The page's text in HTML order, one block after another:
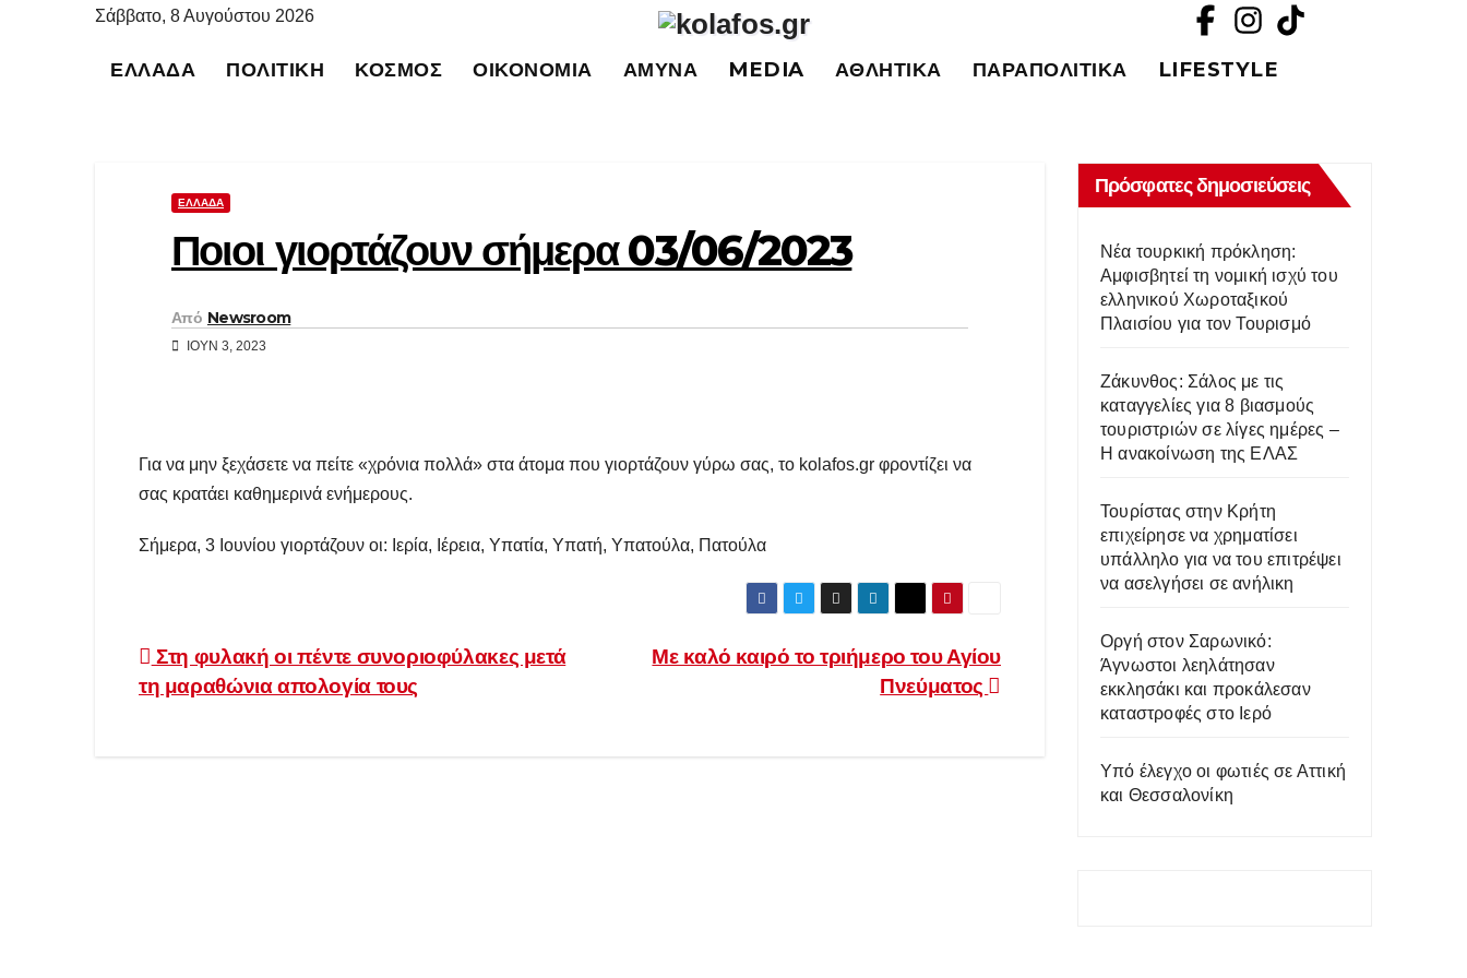
Σάββατο, 8 Αυγούστου 2026
ΕΛΛΆΔΑ ΠΟΛΙΤΙΚΉ ΚΌΣΜΟΣ ΟΙΚΟΝΟΜΊΑ ΆΜΥΝΑ MEDIA ΑΘΛΗΤΙΚΆ ΠΑΡΑΠΟΛΙΤΙΚΆ LIFESTYLE
ΕΛΛΆΔΑ
Ποιοι γιορτάζουν σήμερα 03/06/2023
Από Newsroom
ΙΟΎΝ 3, 2023
Για να μην ξεχάσετε να πείτε «χρόνια πολλά» στα άτομα που γιορτάζουν γύρω σας, το kolafos.gr φροντίζει να
σας κρατάει καθημερινά ενήμερους.
Σήμερα, 3 Ιουνίου γιορτάζουν οι: Ιερία, Ιέρεια, Υπατία, Υπατή, Υπατούλα, Πατούλα
Πλοήγηση
άρθρων
Με καλό καιρό το τριήμερο του Αγίου
Πνεύματος
Στη φυλακή οι πέντε συνοριοφύλακες μετά
τη μαραθώνια απολογία τους
Πρόσφατες δημοσιεύσεις
Νέα τουρκική πρόκληση:
Aμφισβητεί τη νομική ισχύ του
ελληνικού Χωροταξικού
Πλαισίου για τον Τουρισμό
Ζάκυνθος: Σάλος με τις
καταγγελίες για 8 βιασμούς
τουριστριών σε λίγες ημέρες –
Η ανακοίνωση της ΕΛΑΣ
Τουρίστας στην Κρήτη
επιχείρησε να χρηματίσει
υπάλληλο για να του επιτρέψει
να ασελγήσει σε ανήλικη
Οργή στον Σαρωνικό:
Άγνωστοι λεηλάτησαν
εκκλησάκι και προκάλεσαν
καταστροφές στο Ιερό
Υπό έλεγχο οι φωτιές σε Αττική
και Θεσσαλονίκη